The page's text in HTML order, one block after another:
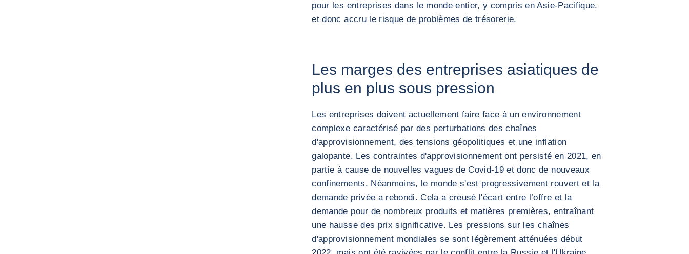
pour les entreprises dans le monde entier, y compris en Asie-Pacifique,
et donc accru le risque de problèmes de trésorerie.
Les marges des entreprises asiatiques de
plus en plus sous pression
Les entreprises doivent actuellement faire face à un environnement
complexe caractérisé par des perturbations des chaînes
d'approvisionnement, des tensions géopolitiques et une inflation
galopante. Les contraintes d'approvisionnement ont persisté en 2021, en
partie à cause de nouvelles vagues de Covid-19 et donc de nouveaux
confinements. Néanmoins, le monde s'est progressivement rouvert et la
demande privée a rebondi. Cela a creusé l'écart entre l’offre et la
demande pour de nombreux produits et matières premières, entraînant
une hausse des prix significative. Les pressions sur les chaînes
d'approvisionnement mondiales se sont légèrement atténuées début